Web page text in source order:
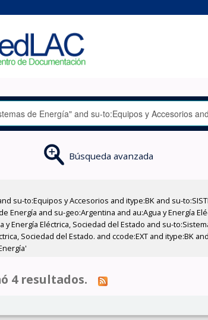
Búsqueda avanzada
to:Equipos y Accesorios and itype:BK and su-
and su-geo:Argentina and au:Agua y Energía
Energía Eléctrica, Sociedad del Estado and su-
Sociedad del Estado. and ccode:EXT and itype:BK
4 resultados.